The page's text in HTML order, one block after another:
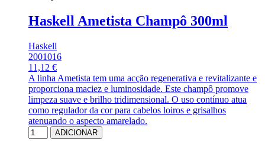
Haskell Ametista Champô 300ml
Haskell
2001016
11,12 €
A linha Ametista tem uma acção regenerativa e revitalizante e
proporciona maciez e luminosidade. Este champô promove
limpeza suave e brilho tridimensional. O uso contínuo atua
como regulador da cor para cabelos loiros e grisalhos
atenuando o aspecto amarelado.
ADICIONAR